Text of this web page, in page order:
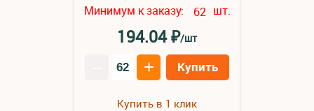
Минимум к заказу: 62 шт.
194.04₽/шт
+ Купить
Купить в 1 клик